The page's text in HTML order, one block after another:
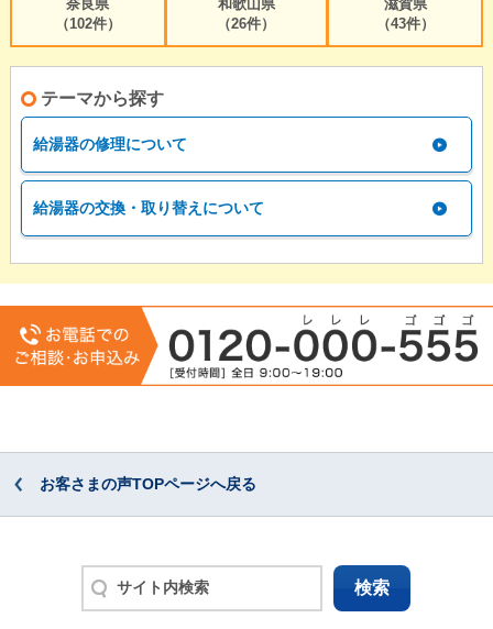
奈良県
（102件）
和歌山県
（26件）
滋賀県
（43件）
テーマから探す
給湯器の修理について
給湯器の交換・取り替えについて
お客さまの声TOPページへ戻る